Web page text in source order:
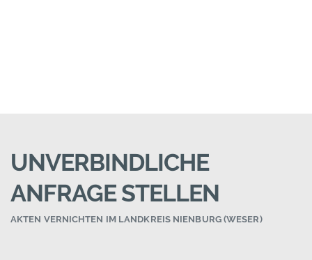
UNVERBINDLICHE
ANFRAGE STELLEN
AKTEN VERNICHTEN IM LANDKREIS NIENBURG (WESER)